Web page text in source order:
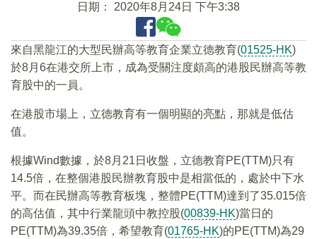
日期： 2020年8月24日 下午3:38
來自黑龍江的大型民辦高等教育企業立德教育(01525-HK)
於8月6在港交所上市，成為受關注度頗高的港股民辦高等教
育股中的一員。
在港股市場上，立德教育有一個明顯的亮點，那就是低估
值。
根據Wind數據，於8月21日收盤，立德教育PE(TTM)只有
14.5倍，在整個港股民辦教育股中是相當低的，處於中下水
平。而在民辦高等教育板塊，整體PE(TTM)達到了35.015倍
的高估值，其中行業龍頭中教控股(00839-HK)當日的
PE(TTM)為39.35倍，希望教育(01765-HK)的PE(TTM)為29